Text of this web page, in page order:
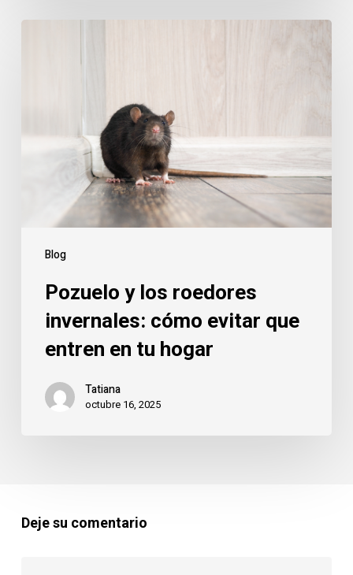
Blog
cómo
Pozuelo y los roedores
invernales: cómo evitar que
entren en tu hogar
Tatiana
octubre 16, 2025
Deje su comentario